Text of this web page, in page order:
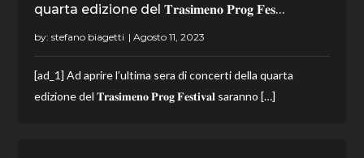
quarta edizione del 𝐓𝐫𝐚𝐬𝐢𝐦𝐞𝐧𝐨 𝐏𝐫𝐨𝐠 𝐅𝐞𝐬…
by:stefano biagetti
[ad_1] Ad aprire l’ultima sera di concerti della quarta
edizione del 𝐓𝐫𝐚𝐬𝐢𝐦𝐞𝐧𝐨 𝐏𝐫𝐨𝐠 𝐅𝐞𝐬𝐭𝐢𝐯𝐚𝐥 saranno […]